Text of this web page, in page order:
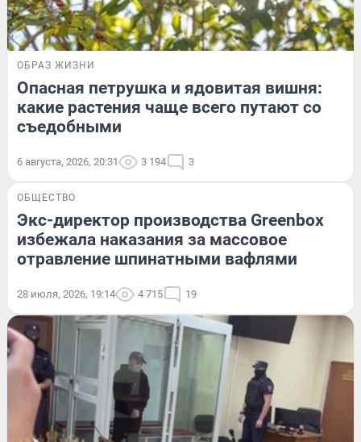
ОБРАЗ ЖИЗНИ
Опасная петрушка и ядовитая вишня:
какие растения чаще всего путают со
съедобными
6 августа, 2026, 20:31 3 194 3
ОБЩЕСТВО
Экс-директор производства Greenbox
избежала наказания за массовое
отравление шпинатными вафлями
28 июля, 2026, 19:14 4 715 19